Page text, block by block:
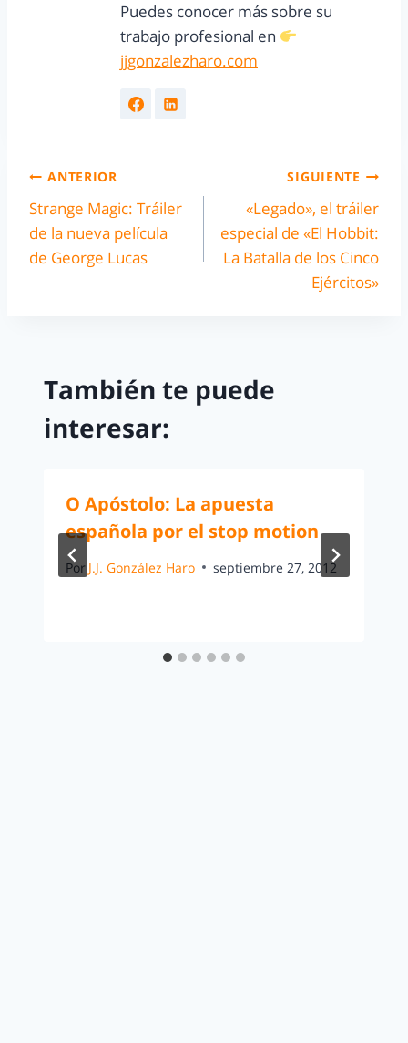
Puedes conocer más sobre su
trabajo profesional en
jjgonzalezharo.com
ANTERIOR
Strange Magic: Tráiler
de la nueva película
de George Lucas
SIGUIENTE
«Legado», el tráiler
especial de «El Hobbit:
La Batalla de los Cinco
Ejércitos»
También te puede
interesar:
O Apóstolo: La apuesta
española por el stop motion
Por J.J. González Haro septiembre 27, 2012